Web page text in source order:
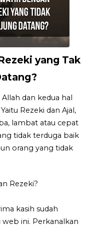
yang Tak
dan kedua hal
Rezeki dan Ajal,
lambat atau cepat
tidak terduga baik
orang yang tidak
Rezeki?
kasih sudah
ini. Perkanalkan